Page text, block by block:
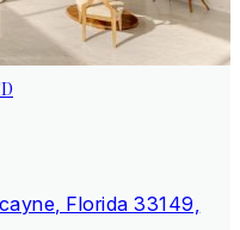
Florida 33149,